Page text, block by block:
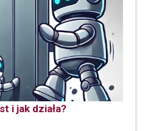
i jak działa?